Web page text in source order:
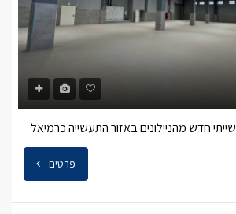
חדש מהניילונים באזור התעשייה כרמיאל
פרטים